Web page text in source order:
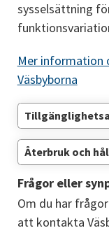
sysselsättning
Mer information
Väsbyborna
Återbruk och
Frågor eller
Om du har
att kontakta